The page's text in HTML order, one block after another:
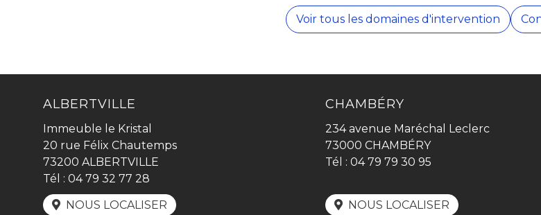
Voir tous les domaines d'intervention
ALBERTVILLE
Immeuble le Kristal
20 rue Félix Chautemps
73200 ALBERTVILLE
Tél : 04 79 32 77 28
NOUS LOCALISER
CHAMBÉRY
234 avenue Maréchal Leclerc
73000 CHAMBÉRY
Tél : 04 79 79 30 95
NOUS LOCALISER